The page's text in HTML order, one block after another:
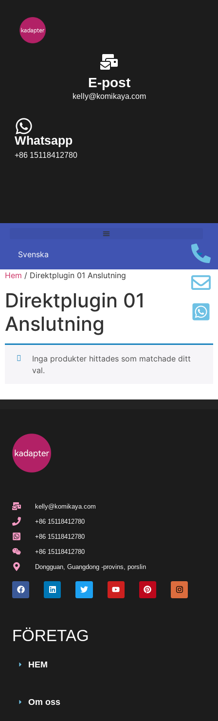
E-post
kelly@komikaya.com
Whatsapp
+86 15118412780
Hem / Direktplugin 01 Anslutning
Direktplugin 01
Anslutning
Inga produkter hittades som matchade ditt
val.
kelly@komikaya.com
+86 15118412780
+86 15118412780
+86 15118412780
Dongguan, Guangdong -provins, porslin
FÖRETAG
HEM
Om oss